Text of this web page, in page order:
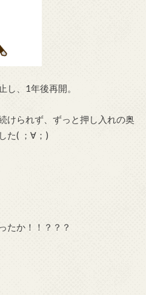
し、1年後再開。
けられず、ずっと押し入れの奥
た( ；∀；)
たか！！？？？